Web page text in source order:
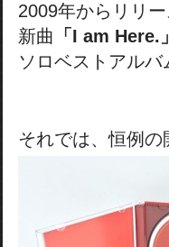
2009年からリリ
新曲 「I am Here.
ソロベストアルバ
それでは、恒例の